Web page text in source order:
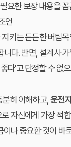
요한 보장 내용을
언
키는 든든한 버팀
다. 반면, 설계사
다'고 단정할 수
분히 이해하고,운전
자신에게 가장 적
나 중요한 것이 바